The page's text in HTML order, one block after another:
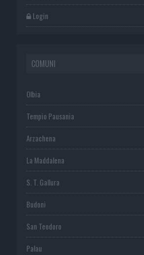
Login
COMUNI
Olbia
Tempio Pausania
Arzachena
La Maddalena
S. T. Gallura
Budoni
San Teodoro
Palau